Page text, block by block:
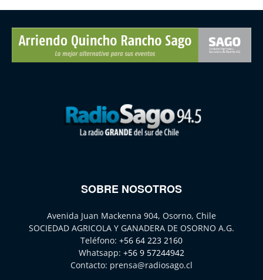
SOBRE NOSOTROS
Avenida Juan Mackenna 904, Osorno, Chile
SOCIEDAD AGRICOLA Y GANADERA DE OSORNO A.G.
Teléfono: +56 64 223 2160
Whatsapp: +56 9 57244942
Contacto: prensa@radiosago.cl